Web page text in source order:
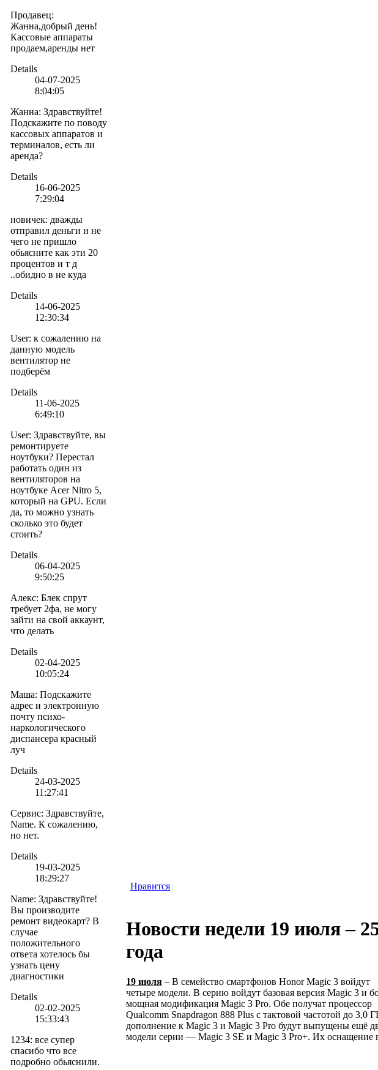
Продавец:
Жанна,добрый день!
Кассовые аппараты
продаем,аренды нет
Details
04-07-2025
8:04:05
Жанна: Здравствуйте!
Подскажите по поводу
кассовых аппаратов и
терминалов, есть ли
аренда?
Details
16-06-2025
7:29:04
новичек: дважды
отправил деньги и не
чего не пришло
обьясните как эти 20
процентов и т д
..обидно в не куда
Details
14-06-2025
12:30:34
User: к сожалению на
данную модель
вентилятор не
подберём
Details
11-06-2025
6:49:10
User: Здравствуйте, вы
ремонтируете
ноутбуки? Перестал
работать один из
вентиляторов на
ноутбуке Acer Nitro 5,
который на GPU. Если
да, то можно узнать
сколько это будет
стоить?
Details
06-04-2025
9:50:25
Алекс: Блек спрут
требует 2фа, не могу
зайти на свой аккаунт,
что делать
Details
02-04-2025
10:05:24
Маша: Подскажите
адрес и электронную
почту психо-
наркологического
диспансера красный
луч
Details
24-03-2025
11:27:41
Сервис: Здравствуйте,
Name. К сожалению,
но нет.
Details
19-03-2025
18:29:27
Name: Здравствуйте!
Вы производите
ремонт видеокарт? В
случае
положительного
ответа хотелось бы
узнать цену
диагностики
Details
02-02-2025
15:33:43
1234: все супер
спасибо что все
подробно обьяснили.
Нравится
Новости недели 19 июля –
года
19 июля – В семейство смартфонов Honor Magic 3 войдут
четыре модели. В серию войдут базовая версия Magic 3 и
мощная модификация Magic 3 Pro. Обе получат процессор
Qualcomm Snapdragon 888 Plus с тактовой частотой до 3,0
дополнение к Magic 3 и Magic 3 Pro будут выпущены ещё
модели серии — Magic 3 SE и Magic 3 Pro+. Их оснащение